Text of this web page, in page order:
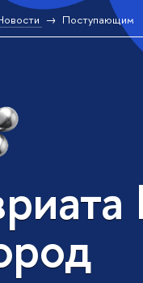
Поступающим